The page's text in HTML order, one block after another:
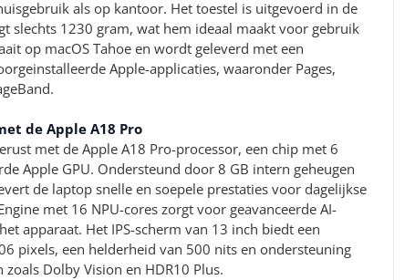
als op kantoor. Het toestel is uitgevoerd in de
slechts 1230 gram, wat hem ideaal maakt voor gebruik
op macOS Tahoe en wordt geleverd met een
Apple-applicaties, waaronder Pages,
de Apple A18 Pro
met de Apple A18 Pro-processor, een chip met 6
Apple GPU. Ondersteund door 8 GB intern geheugen
de laptop snelle en soepele prestaties voor dagelijkse
met 16 NPU-cores zorgt voor geavanceerde AI-
apparaat. Het IPS-scherm van 13 inch biedt een
pixels, een helderheid van 500 nits en ondersteuning
Dolby Vision en HDR10 Plus.